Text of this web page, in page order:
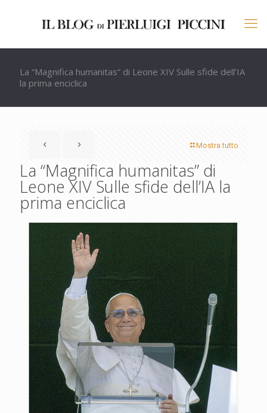
La “Magnifica humanitas” di Leone XIV Sulle sfide dell’IA
la prima enciclica
Mostra tutto
La “Magnifica humanitas” di
Leone XIV Sulle sfide dell’IA la
prima enciclica